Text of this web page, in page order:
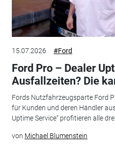
15.07.2026 #Ford
Ford Pro – Dealer
Ausfallzeiten? Die
Fords Nutzfahrzeugsparte Ford
für Kunden und deren Händler
Uptime Service“ profitieren alle
von Michael Blumenstein